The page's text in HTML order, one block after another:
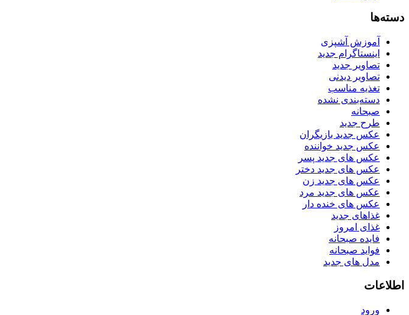
دسته‌ها
آموزش آشپزی
اینستاگرام جدید
تصاویر جدید
تصاویر دیدنی
تغذیه مناسب
دسته‌بندی نشده
صبحانه
طرح جدید
عکس جدید بازیگران
عکس جدید خواننده
عکس های جدید پسر
عکس های جدید دختر
عکس های جدید زن
عکس های جدید مرد
عکس های خنده دار
غذاهای جدید
غذای امروز
فایده صبحانه
فواید صبحانه
مدل های جدید
اطلاعات
ورود